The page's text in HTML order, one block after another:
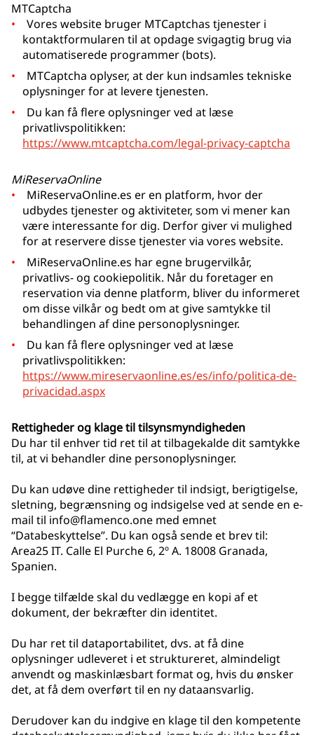
MTCaptcha
Vores website bruger MTCaptchas tjenester i
kontaktformularen til at opdage svigagtig brug via
automatiserede programmer (bots).
MTCaptcha oplyser, at der kun indsamles tekniske
oplysninger for at levere tjenesten.
Du kan få flere oplysninger ved at læse
privatlivspolitikken:
https://www.mtcaptcha.com/legal-privacy-captcha
MiReservaOnline
MiReservaOnline.es er en platform, hvor der
udbydes tjenester og aktiviteter, som vi mener kan
være interessante for dig. Derfor giver vi mulighed
for at reservere disse tjenester via vores website.
MiReservaOnline.es har egne brugervilkår,
privatlivs- og cookiepolitik. Når du foretager en
reservation via denne platform, bliver du informeret
om disse vilkår og bedt om at give samtykke til
behandlingen af dine personoplysninger.
Du kan få flere oplysninger ved at læse
privatlivspolitikken:
https://www.mireservaonline.es/es/info/politica-de-
privacidad.aspx
Rettigheder og klage til tilsynsmyndigheden
Du har til enhver tid ret til at tilbagekalde dit samtykke
til, at vi behandler dine personoplysninger.
Du kan udøve dine rettigheder til indsigt, berigtigelse,
sletning, begrænsning og indsigelse ved at sende en e-
mail til info@flamenco.one med emnet
“Databeskyttelse”. Du kan også sende et brev til:
Area25 IT. Calle El Purche 6, 2º A. 18008 Granada,
Spanien.
I begge tilfælde skal du vedlægge en kopi af et
dokument, der bekræfter din identitet.
Du har ret til dataportabilitet, dvs. at få dine
oplysninger udleveret i et struktureret, almindeligt
anvendt og maskinlæsbart format og, hvis du ønsker
det, at få dem overført til en ny dataansvarlig.
Derudover kan du indgive en klage til den kompetente